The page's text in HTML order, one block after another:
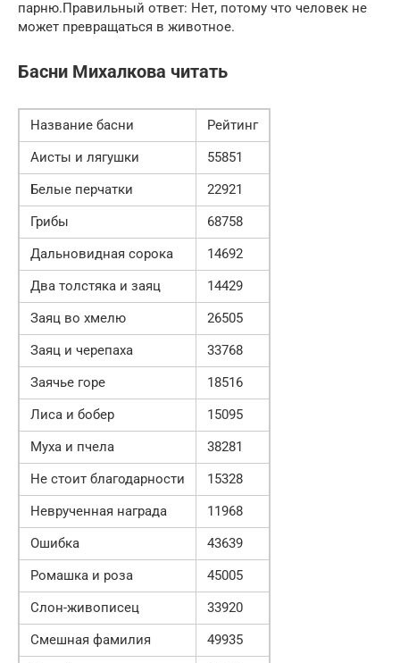
парню.Правильный ответ: Нет, потому что человек не
может превращаться в животное.
Басни Михалкова читать
Название басни
Рейтинг
Аисты и лягушки
55851
Белые перчатки
22921
Грибы
68758
Дальновидная сорока
14692
Два толстяка и заяц
14429
Заяц во хмелю
26505
Заяц и черепаха
33768
Заячье горе
18516
Лиса и бобер
15095
Муха и пчела
38281
Не стоит благодарности
15328
Неврученная награда
11968
Ошибка
43639
Ромашка и роза
45005
Слон-живописец
33920
Смешная фамилия
49935